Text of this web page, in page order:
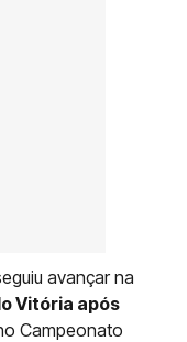
avançar na
Vitória após
Campeonato